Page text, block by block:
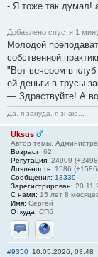
- Я тоже так думал!
Добавлено спустя 1
Молодой
собственной
"Вот вечером в
ей деньги в трусы
— Здраствуйте! А во
Да, я зануда, я знаю...
Uksus
Автор темы,
Возраст: 62
Репутация: 24909
Лояльность: 1586
Сообщения: 13339
Зарегистрирован:
С нами: 15 лет 8
Имя: Сергей
Откуда: СПб
Отправить
Сайт
#9350 10.05.2026, 03:48